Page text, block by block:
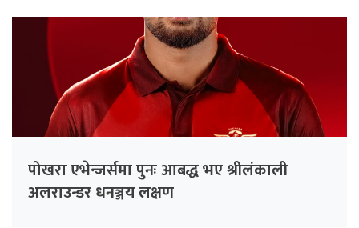
पोखरा एभेन्जर्समा पुनः आबद्ध भए श्रीलंकाली
अलराउन्डर धनञ्जय लक्षण